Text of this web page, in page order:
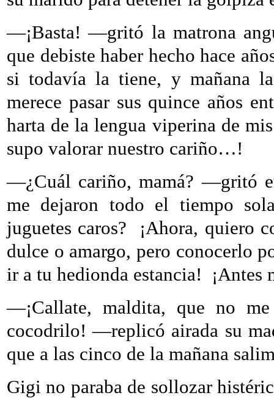
—¡Basta! —gritó la matrona
que debiste haber hecho hace
si todavía la tiene, y mañana
merece pasar sus quince años
harta de la lengua viperina de
supo valorar nuestro cariño…!
—¿Cuál cariño, mamá? —gritó
me dejaron todo el tiempo
juguetes caros?
¡Ahora, quiero
dulce o amargo, pero conocerlo
ir a tu hedionda estancia!
¡Antes
—¡Callate, maldita, que no
cocodrilo! —replicó airada su
que a las cinco de la mañana
Gigi no paraba de sollozar